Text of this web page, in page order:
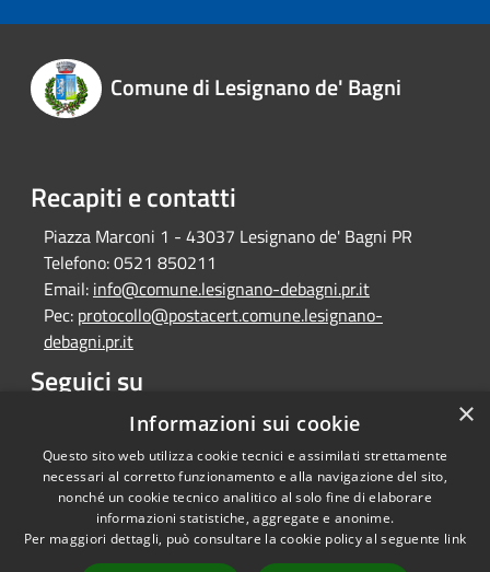
Comune di Lesignano de' Bagni
Recapiti e contatti
Piazza Marconi 1 - 43037 Lesignano de' Bagni PR
Telefono:0521 850211
Email: info@comune.lesignano-debagni.pr.it
Pec: protocollo@postacert.comune.lesignano-
debagni.pr.it
Seguici su
Facebook
Accessibilità
Copyright © 2026 • Comune di
Lesignano de' Bagni • Powered
×
Informazioni sui cookie
Questo sito web utilizza cookie tecnici e assimilati strettamente
necessari al corretto funzionamento e alla navigazione del sito,
nonché un cookie tecnico analitico al solo fine di elaborare
informazioni statistiche, aggregate e anonime.
Per maggiori dettagli, può consultare la cookie policy al seguente link